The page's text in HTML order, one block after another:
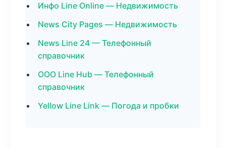
Инфо Line Online — Недвижимость
News City Pages — Недвижимость
News Line 24 — Телефонный
справочник
ООО Line Hub — Телефонный
справочник
Yellow Line Link — Погода и пробки